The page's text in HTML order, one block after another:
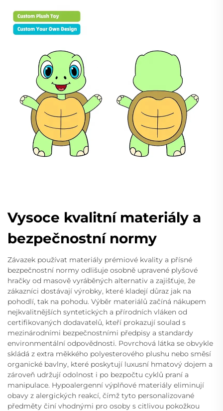
Vysoce kvalitní materiály a
bezpečnostní normy
Závazek používat materiály prémiové kvality a přísné
bezpečnostní normy odlišuje osobně upravené plyšové
hračky od masově vyráběných alternativ a zajišťuje, že
zákazníci dostávají výrobky, které kladejí důraz jak na
pohodlí, tak na pohodu. Výběr materiálů začíná nákupem
nejkvalitnějších syntetických a přírodních vláken od
certifikovaných dodavatelů, kteří prokazují soulad s
mezinárodními bezpečnostními předpisy a standardy
environmentální odpovědnosti. Povrchová látka se obvykle
skládá z extra měkkého polyesterového plushu nebo směsí
organické bavlny, které poskytují luxusní hmatový dojem a
zároveň udržují odolnost i po bezpočtu cyklů praní a
manipulace. Hypoalergenní výplňové materiály eliminují
obavy z alergických reakcí, čímž tyto personalizované
předměty činí vhodnými pro osoby s citlivou pokožkou